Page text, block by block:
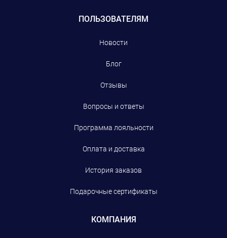
ПОЛЬЗОВАТЕЛЯМ
Новости
Блог
Отзывы
Вопросы и ответы
Программа лояльности
Оплата и доставка
История заказов
Подарочные сертификаты
КОМПАНИЯ